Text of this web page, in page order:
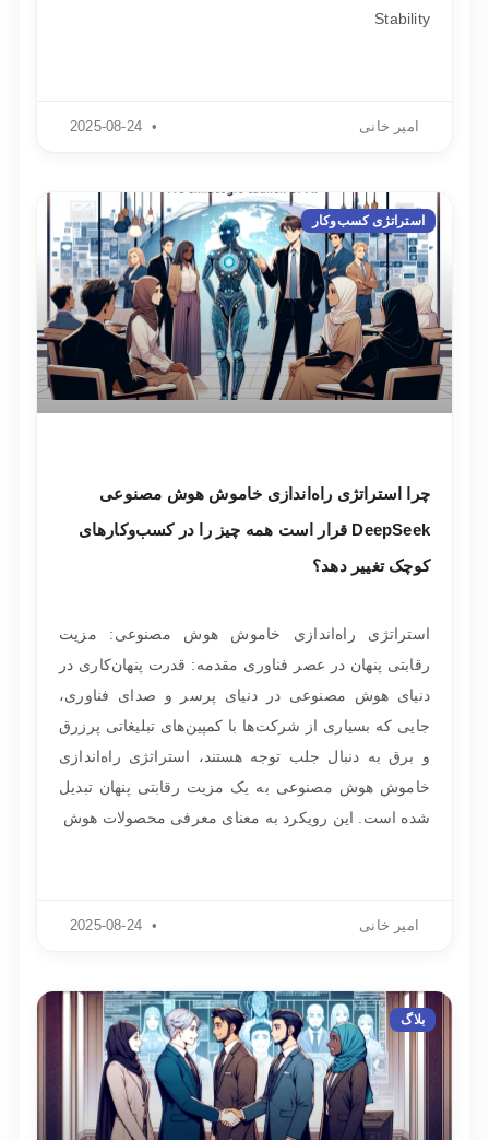
Stability
امیر خانی
استراتژی کسب‌وکار
چرا استراتژی راه‌اندازی خاموش هوش مصنوعی
DeepSeek قرار است همه چیز را در کسب‌وکارهای
کوچک تغییر دهد؟
استراتژی راه‌اندازی خاموش هوش مصنوعی: مزیت
رقابتی پنهان در عصر فناوری مقدمه: قدرت پنهان‌کاری در
دنیای هوش مصنوعی در دنیای پرسر و صدای فناوری،
جایی که بسیاری از شرکت‌ها با کمپین‌های تبلیغاتی پرزرق
و برق به دنبال جلب توجه هستند، استراتژی راه‌اندازی
خاموش هوش مصنوعی به یک مزیت رقابتی پنهان تبدیل
شده است. این رویکرد به معنای معرفی محصولات هوش
امیر خانی
بلاگ